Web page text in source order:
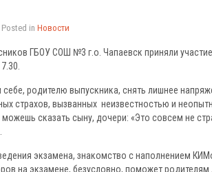
Posted in Новости
ГБОУ СОШ №3 г.о. Чапаевск приняли
родителю выпускника, снять лишнее
страхов, вызванных неизвестностью и
сказать сыну, дочери: «Это совсем не
экзамена, знакомство с наполнением
на экзамене, безусловно, поможет